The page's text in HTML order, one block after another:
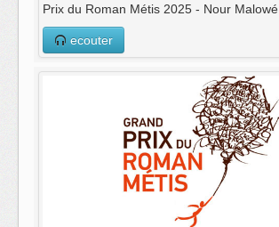
Prix du Roman Métis 2025 - Nour Malowé
ecouter